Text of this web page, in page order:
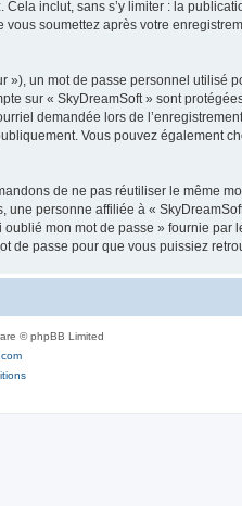
inclut, sans s’y limiter : la
soumettez après votre
un mot de passe personnel utilisé
sur « SkyDreamSoft » sont
demandée lors de
Vous pouvez également
de ne pas réutiliser le même
personne affiliée à «
mon mot de passe » fournie
passe pour que vous puissiez
© phpBB Limited